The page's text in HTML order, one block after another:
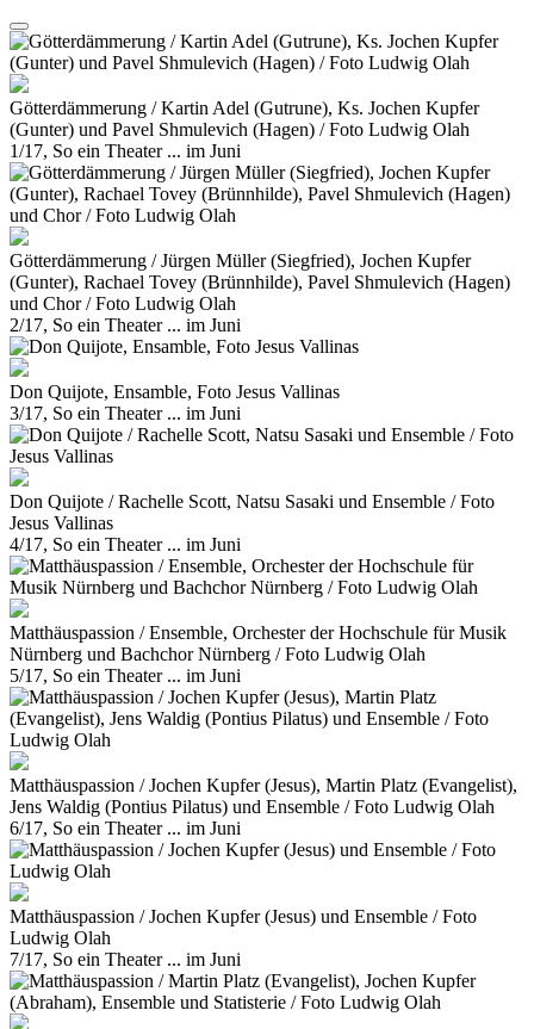
Götterdämmerung / Kartin Adel (Gutrune), Ks. Jochen Kupfer
(Gunter) und Pavel Shmulevich (Hagen) / Foto Ludwig Olah
1/17, So ein Theater ... im Juni
Götterdämmerung / Jürgen Müller (Siegfried), Jochen Kupfer
(Gunter), Rachael Tovey (Brünnhilde), Pavel Shmulevich (Hagen)
und Chor / Foto Ludwig Olah
2/17, So ein Theater ... im Juni
Don Quijote, Ensamble, Foto Jesus Vallinas
3/17, So ein Theater ... im Juni
Don Quijote / Rachelle Scott, Natsu Sasaki und Ensemble / Foto
Jesus Vallinas
4/17, So ein Theater ... im Juni
Matthäuspassion / Ensemble, Orchester der Hochschule für Musik
Nürnberg und Bachchor Nürnberg / Foto Ludwig Olah
5/17, So ein Theater ... im Juni
Matthäuspassion / Jochen Kupfer (Jesus), Martin Platz (Evangelist),
Jens Waldig (Pontius Pilatus) und Ensemble / Foto Ludwig Olah
6/17, So ein Theater ... im Juni
Matthäuspassion / Jochen Kupfer (Jesus) und Ensemble / Foto
Ludwig Olah
7/17, So ein Theater ... im Juni